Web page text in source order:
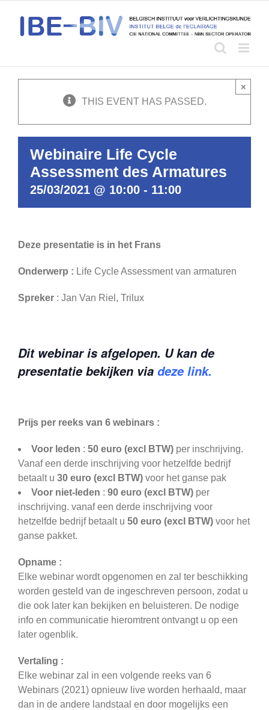
content
THIS EVENT HAS PASSED.
×
Webinaire Life Cycle
Assessment des Armatures
25/03/2021 @ 10:00 - 11:00
Deze presentatie is in het Frans
Onderwerp : Life Cycle Assessment van armaturen
Spreker : Jan Van Riel, Trilux
Dit webinar is afgelopen. U kan de
presentatie bekijken via deze link.
Prijs per reeks van 6 webinars :
Voor leden : 50 euro (excl BTW) per inschrijving.
Vanaf een derde inschrijving voor hetzelfde bedrijf
betaalt u 30 euro (excl BTW) voor het ganse pak
Voor niet-leden : 90 euro (excl BTW) per
inschrijving. vanaf een derde inschrijving voor
hetzelfde bedrijf betaalt u 50 euro (excl BTW) voor het
ganse pakket.
Opname :
Elke webinar wordt opgenomen en zal ter beschikking
worden gesteld van de ingeschreven persoon, zodat u
die ook later kan bekijken en beluisteren. De nodige
info en communicatie hieromtrent ontvangt u op een
later ogenblik.
Vertaling :
Elke webinar zal in een volgende reeks van 6
Webinars (2021) opnieuw live worden herhaald, maar
dan in de andere landstaal en door mogelijks een